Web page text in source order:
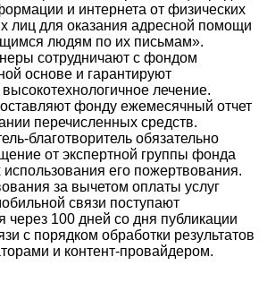
и интернета от физических
лиц для оказания адресной помощи
людям по их письмам».
сотрудничают с фондом
основе и гарантируют
лечение.
фонду ежемесячный отчет
перечисленных средств.
благотворитель обязательно
от экспертной группы фонда
использования его пожертвования.
за вычетом оплаты услуг
связи поступают
100 дней со дня публикации
с порядком обработки результатов
и контент-провайдером.